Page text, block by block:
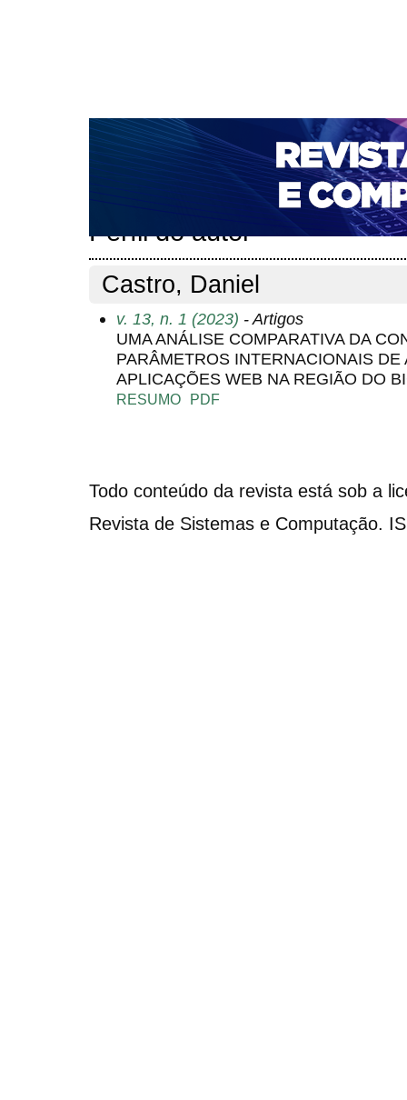
CAPA SOBRE ACESSO CADASTRO
NOTÍCIAS
PORTAL DE REVISTAS DA UNIFACS
PARA AVALIADORES
NOVA SUBMISSÃO
Perfil do autor
Castro, Daniel
v. 13, n. 1 (2023) - Artigos
UMA ANÁLISE COMPARATIVA DA
PARÂMETROS INTERNACIONAIS
APLICAÇÕES WEB NA REGIÃO DO
RESUMO PDF
Todo conteúdo da revista está sob a
Revista de Sistemas e Computação.